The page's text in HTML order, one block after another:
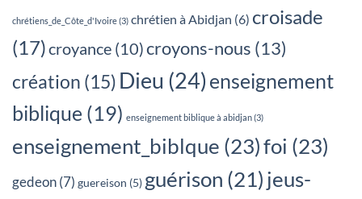
chrétiens_de_Côte_d'Ivoire(3) chrétien à Abidjan (6) croisade
(17)croyance (10)croyons-nous (13)
création (15) Dieu (24) enseignement
biblique (19) enseignement biblique à abidjan(3)
enseignement_biblque (23)foi (23)
gedeon(7) guereison (5) guérison (21) jeus-